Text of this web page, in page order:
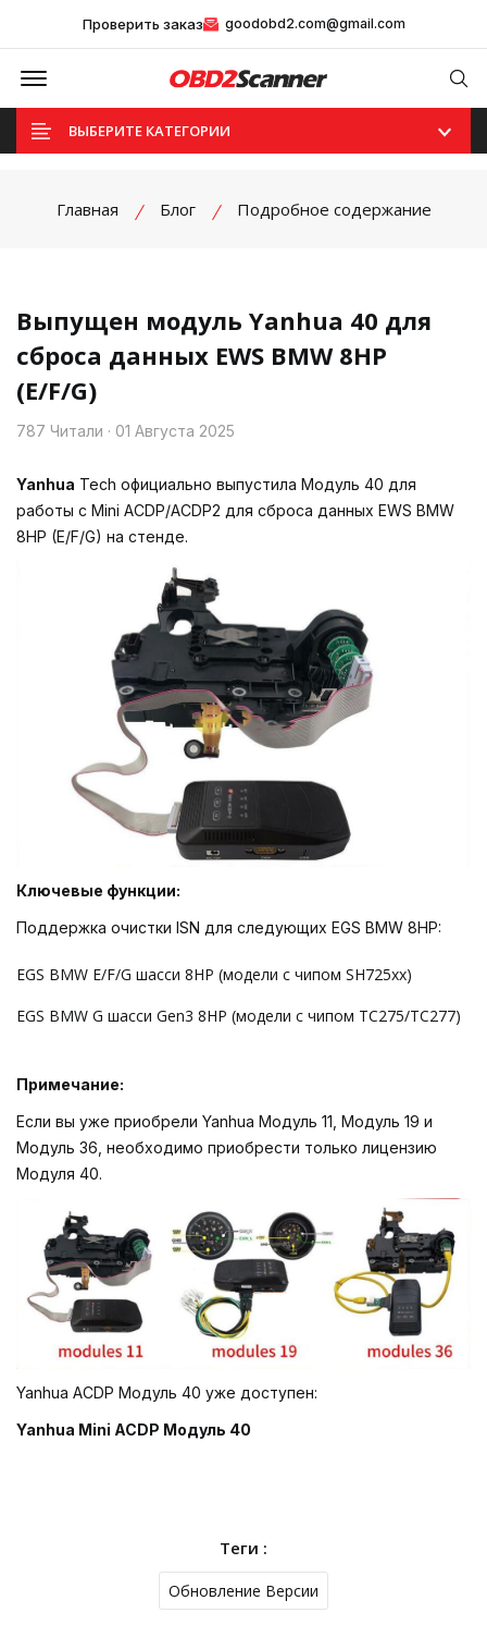
Проверить заказ goodobd2.com@gmail.com
Offcanvas Menu Open
ВЫБЕРИТЕ КАТЕГОРИИ
Главная Блог Подробное содержание
Выпущен модуль Yanhua 40 для
сброса данных EWS BMW 8HP
(E/F/G)
787 Читали · 01 Августа 2025
Yanhua Tech официально выпустила Модуль 40 для
работы с Mini ACDP/ACDP2 для сброса данных EWS BMW
8HP (E/F/G) на стенде.
Ключевые функции:
Поддержка очистки ISN для следующих EGS BMW 8HP:
EGS BMW E/F/G шасси 8HP (модели с чипом SH725xx)
EGS BMW G шасси Gen3 8HP (модели с чипом TC275/TC277)
Примечание:
Если вы уже приобрели Yanhua Модуль 11, Модуль 19 и
Модуль 36, необходимо приобрести только лицензию
Модуля 40.
Yanhua ACDP Модуль 40 уже доступен:
Yanhua Mini ACDP Модуль 40
Теги :
Обновление Версии